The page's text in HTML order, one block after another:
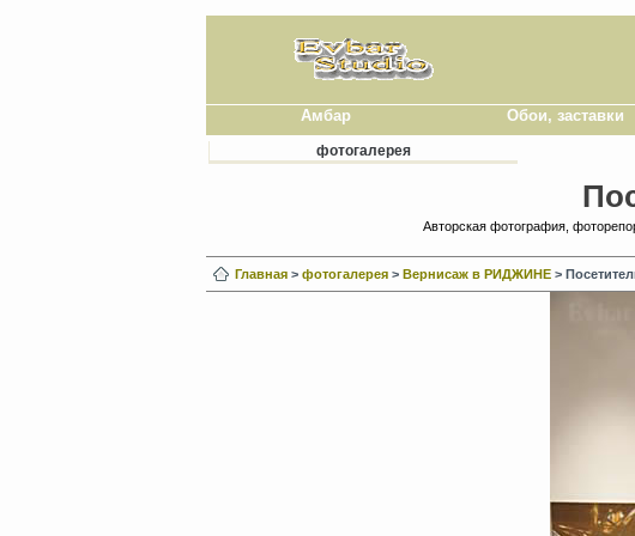
Амбар Обои, заставки
фотогалерея
Авторская фотография,
Главная > фотогалерея > Вернисаж в РИДЖИНЕ >